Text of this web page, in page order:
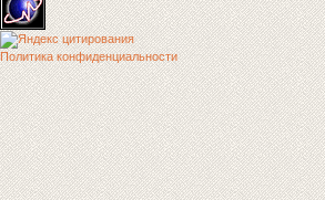
Политика конфиденциальности